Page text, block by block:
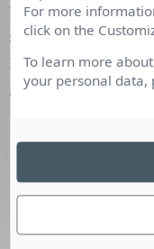
proposé parCision
sauront booster la
les médias et plus
autour de vos
For more
click on the
To learn more
your personal data,